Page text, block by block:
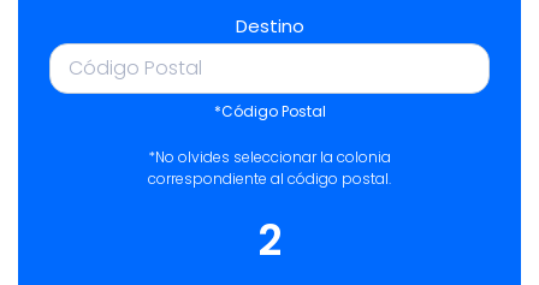
Destino
*Código Postal
*No olvides seleccionar la colonia
correspondiente al código postal.
2